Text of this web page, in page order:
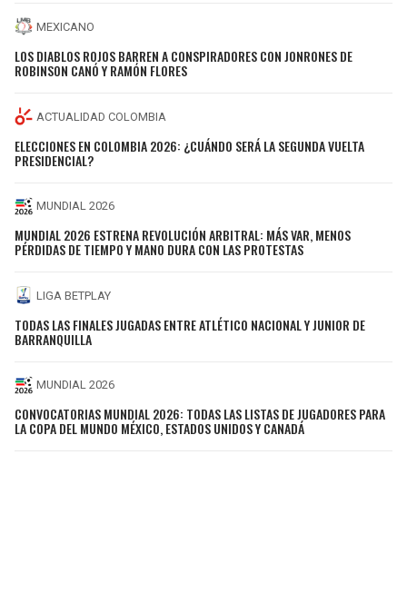
MEXICANO
LOS DIABLOS ROJOS BARREN A CONSPIRADORES CON JONRONES DE
ROBINSON CANÓ Y RAMÓN FLORES
ACTUALIDAD COLOMBIA
ELECCIONES EN COLOMBIA 2026: ¿CUÁNDO SERÁ LA SEGUNDA VUELTA
PRESIDENCIAL?
MUNDIAL 2026
MUNDIAL 2026 ESTRENA REVOLUCIÓN ARBITRAL: MÁS VAR, MENOS
PÉRDIDAS DE TIEMPO Y MANO DURA CON LAS PROTESTAS
LIGA BETPLAY
TODAS LAS FINALES JUGADAS ENTRE ATLÉTICO NACIONAL Y JUNIOR DE
BARRANQUILLA
MUNDIAL 2026
CONVOCATORIAS MUNDIAL 2026: TODAS LAS LISTAS DE JUGADORES PARA
LA COPA DEL MUNDO MÉXICO, ESTADOS UNIDOS Y CANADÁ